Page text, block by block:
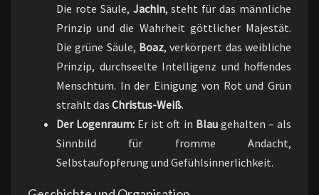
Die rote Säule, Jachin, steht für das männliche
Prinzip und die Wahrheit göttlicher Majestät.
Die grüne Säule, Boaz, verkörpert das weibliche
Prinzip, durchseelte Intelligenz und hoffendes
Menschtum. In der Einigung von Rot und Grün
strahlt das Christus-Weiß.
Der Logenraum: Er ist oft in Blaugehalten – als
Sinnbild für fromme Andacht,
Selbstaufopferung und Gefühlsinnerlichkeit.